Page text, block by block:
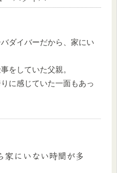
ダイバーだから、家にい
をしていた父親。
に感じていた一面もあっ
家にいない時間が多